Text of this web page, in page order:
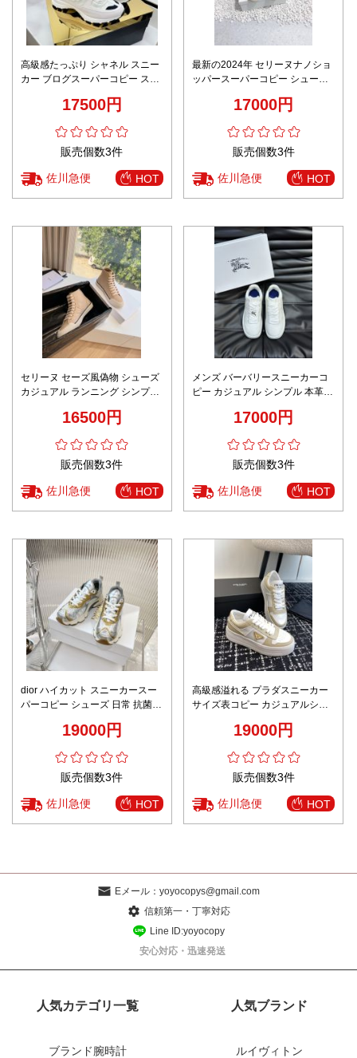
高級感たっぷり シャネル スニー
カー ブログスーパーコピー スポ
グ ホワイト17500円
販売個数3件
佐川急便 HOT
最新の2024年 セリーヌナノショ
ッパースーパーコピー シューズ
ーカー ブラック17000円
販売個数3件
佐川急便 HOT
セリーヌ セーズ風偽物 シューズ
カジュアル ランニング シンプル
歩きやすい ブラウン
16500円
販売個数3件
佐川急便 HOT
メンズ バーバリースニーカーコ
ピー カジュアル シンプル 本革
17000円
販売個数3件
佐川急便 HOT
dior ハイカット スニーカースー
パーコピー シューズ 日常 抗菌防
柔軟 通気性いい シルバー
19000円
販売個数3件
佐川急便 HOT
高級感溢れる プラダスニーカー
サイズ表コピー カジュアルシュ
ン ブラウン19000円
販売個数3件
佐川急便 HOT
Eメール： yoyocopys@gmail.com
信頼第一・丁寧対応
Line ID:yoyocopy
安心対応・迅速発送
人気カテゴリ一覧
ブランド腕時計
人気ブランド
ルイヴィトン